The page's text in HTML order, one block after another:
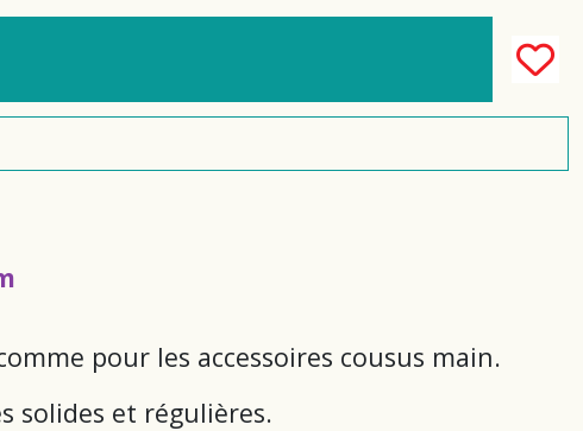
pour les accessoires cousus main.
solides et régulières.